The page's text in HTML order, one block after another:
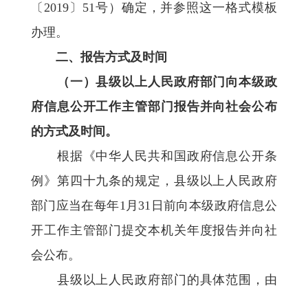
〔2019〕51号）确定，并参照这一格式模板
办理。
二、报告方式及时间
（一）县级以上人民政府部门向本级政
府信息公开工作主管部门报告并向社会公布
的方式及时间。
根据《中华人民共和国政府信息公开条
例》第四十九条的规定，县级以上人民政府
部门应当在每年1月31日前向本级政府信息公
开工作主管部门提交本机关年度报告并向社
会公布。
县级以上人民政府部门的具体范围，由